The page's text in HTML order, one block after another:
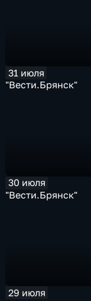
31 июля
"Вести.Брянск"
30 июля
"Вести.Брянск"
29 июля